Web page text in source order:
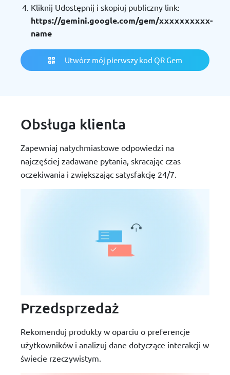
Kliknij Udostępnij i skopiuj publiczny link:
https://gemini.google.com/gem/xxxxxxxxxx-
name
Utwórz mój pierwszy kod QR Gem
Obsługa klienta
Zapewniaj natychmiastowe odpowiedzi na
najczęściej zadawane pytania, skracając czas
oczekiwania i zwiększając satysfakcję 24/7.
Przedsprzedaż
Rekomenduj produkty w oparciu o preferencje
użytkowników i analizuj dane dotyczące interakcji w
świecie rzeczywistym.